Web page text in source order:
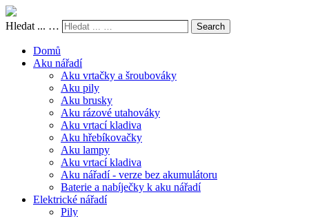
Hledat ... … Search
Domů
Aku nářadí
Aku vrtačky a šroubováky
Aku pily
Aku brusky
Aku rázové utahováky
Aku vrtací kladiva
Aku hřebíkovačky
Aku lampy
Aku vrtací kladiva
Aku nářadí - verze bez akumulátoru
Baterie a nabíječky k aku nářadí
Elektrické nářadí
Pily